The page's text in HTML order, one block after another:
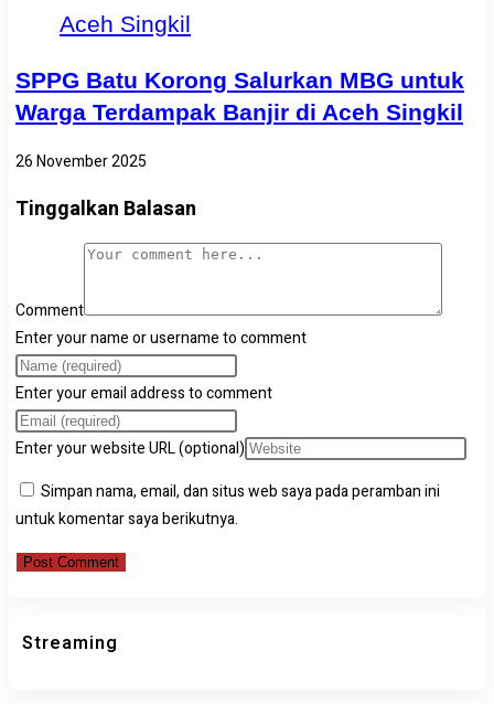
SPPG Batu Korong Salurkan MBG untuk
Warga Terdampak Banjir di Aceh Singkil
26 November 2025
Tinggalkan Balasan
Comment
Enter your name or username to comment
Enter your email address to comment
Enter your website URL (optional)
Simpan nama, email, dan situs web saya pada peramban ini
untuk komentar saya berikutnya.
Streaming